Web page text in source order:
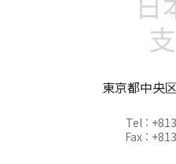
東京都中央
Tel :
Fax :